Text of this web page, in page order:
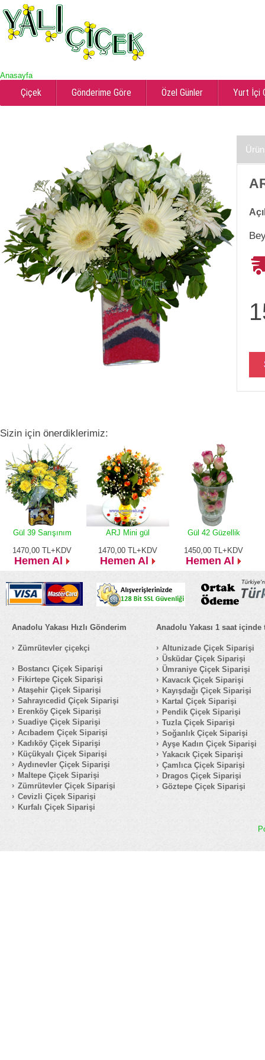
Anasayfa
Çiçek Gönderime Göre Özel Günler Yurt İçi
Sizin için önerdiklerimiz:
Gül 39 Sarışınım
1470,00 TL+KDV
Hemen Al
ARJ Mini gül
1470,00 TL+KDV
Hemen Al
Gül 42 Güzellik
1450,00 TL+KDV
Hemen Al
Anadolu Yakası Hızlı Gönderim
Zümrütevler çiçekçi
Bostancı Çiçek Siparişi
Fikirtepe Çiçek Siparişi
Ataşehir Çiçek Siparişi
Sahrayıcedid Çiçek Siparişi
Erenköy Çiçek Siparişi
Suadiye Çiçek Siparişi
Acıbadem Çiçek Siparişi
Kadıköy Çiçek Siparişi
Küçükyalı Çiçek Siparişi
Aydınevler Çiçek Siparişi
Maltepe Çiçek Siparişi
Zümrütevler Çiçek Siparişi
Cevizli Çiçek Siparişi
Kurfalı Çiçek Siparişi
Anadolu Yakası 1 saat içinde
Altunizade Çiçek Siparişi
Üsküdar Çiçek Siparişi
Ümraniye Çiçek Siparişi
Kavacık Çiçek Siparişi
Kayışdağı Çiçek Siparişi
Kartal Çiçek Siparişi
Pendik Çiçek Siparişi
Tuzla Çiçek Siparişi
Soğanlık Çiçek Siparişi
Ayşe Kadın Çiçek Siparişi
Yakacık Çiçek Siparişi
Çamlıca Çiçek Siparişi
Dragos Çiçek Siparişi
Göztepe Çiçek Siparişi